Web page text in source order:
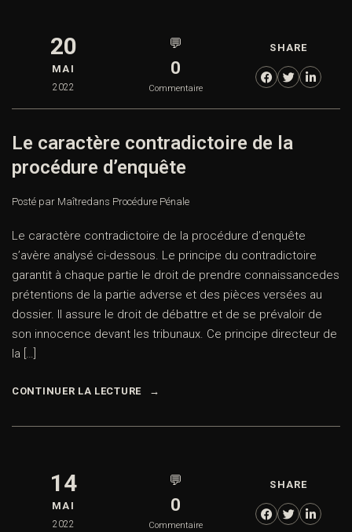
20
MAI
2022
💬
0
Commentaire
SHARE
Le caractère contradictoire de la
procédure d’enquête
Posté par Maîtredans Procédure Pénale
Le caractère contradictoire de la procédure d’enquête
s’avère analysé ci-dessous. Le principe du contradictoire
garantit à chaque partie le droit de prendre connaissancedes
prétentions de la partie adverse et des pièces versées au
dossier. Il assure le droit de débattre et de se prévaloir de
son innocence devant les tribunaux. Ce principe directeur de
la […]
CONTINUER LA LECTURE
14
MAI
2022
💬
0
Commentaire
SHARE